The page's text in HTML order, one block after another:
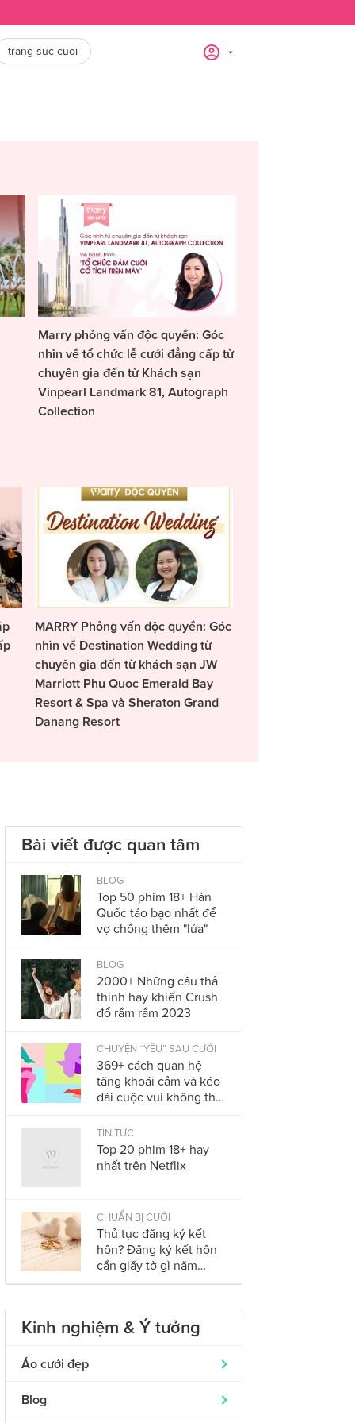
trang suc cuoi
Marry phỏng vấn độc quyền: Góc
nhìn về tổ chức lễ cưới đẳng cấp từ
chuyên gia đến từ Khách sạn
Vinpearl Landmark 81, Autograph
Collection
MARRY Phỏng vấn độc quyền: Góc
nhìn về Destination Wedding từ
chuyên gia đến từ khách sạn JW
Marriott Phu Quoc Emerald Bay
Resort & Spa và Sheraton Grand
Danang Resort
Bài viết được quan tâm
BLOG
Top 50 phim 18+ Hàn
Quốc táo bạo nhất để
vợ chồng thêm "lửa"
BLOG
2000+ Những câu thả
thính hay khiến Crush
đổ rầm rầm 2023
CHUYỆN “YÊU” SAU CƯỚI
369+ cách quan hệ
tăng khoái cảm và kéo
dài cuộc vui không thể
2023
TIN TỨC
Top 20 phim 18+ hay
nhất trên Netflix
CHUẨN BỊ CƯỚI
Thủ tục đăng ký kết
hôn? Đăng ký kết hôn
cần giấy tờ gì năm
2023?
Kinh nghiệm & Ý tưởng
Áo cưới đẹp
Áo dài cưới
319
Blog